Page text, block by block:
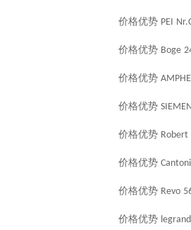
价格优势 PEI
价格优势 Boge
价格优势
价格优势
价格优势 Robert
价格优势 Cantoni
价格优势 Revo
价格优势 legrand